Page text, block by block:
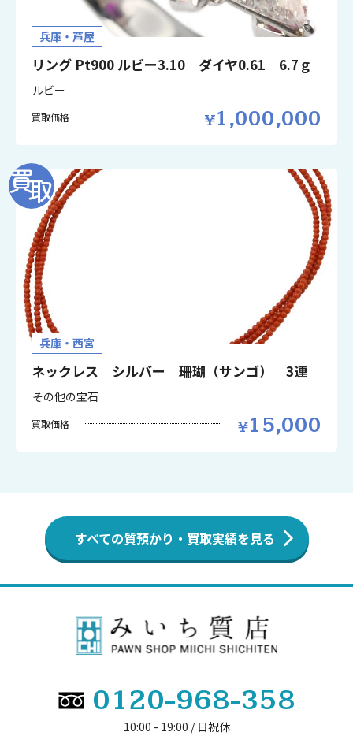
兵庫・芦屋
リング Pt900 ルビー3.10 ダイヤ0.61 6.7ｇ
ルビー
買取価格 1,000,000
兵庫・西宮
ネックレス シルバー 珊瑚（サンゴ） 3連
その他の宝石
買取価格 15,000
すべての質預かり・買取実績を見る
0120-968-358
10:00 - 19:00 / 日祝休